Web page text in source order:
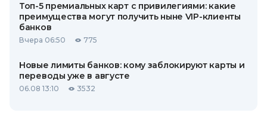
Топ-5 премиальных карт с привилегиями: какие
преимущества могут получить ныне VIP-клиенты
банков
Вчера 06:50 775
Новые лимиты банков: кому заблокируют карты и
переводы уже в августе
06.08 13:10 3532